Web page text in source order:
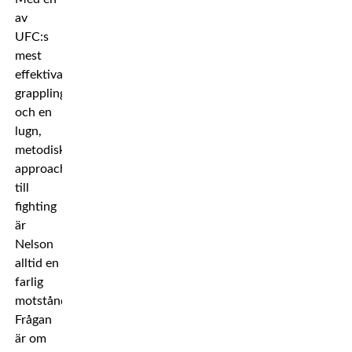
av
UFC:s
mest
effektiva
grapplingstilar
och en
lugn,
metodisk
approach
till
fighting
är
Nelson
alltid en
farlig
motståndare.
Frågan
är om